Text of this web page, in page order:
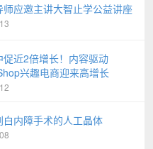
师应邀主讲大智止学公益讲座
促近2倍增长！内容驱动
兴趣电商迎来高增长
白内障手术的人工晶体